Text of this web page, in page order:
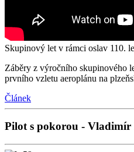
Skupinový let v rámci oslav 110.
Záběry z výročního skupinového
prvního vzletu aeroplánu na
Článek
Pilot s pokorou -